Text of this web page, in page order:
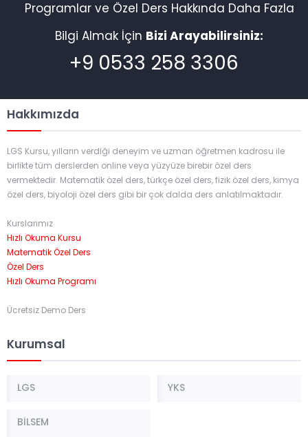
Programlar ve Özel Ders Hakkında Daha Fazla
Bilgi Almak İçin Bizi Arayabilirsiniz:
+9 0533 258 3306
Hakkımızda
LGS Kursu, yılların verdiği deneyim ve uzman öğretmen kadrosu ile
birlikte tüm derslerden online veya yüzyüze birebir özel ders
vermektedir. Matematik özel ders, türkçe özel ders, fizik özel ders, kimya
özel ders, biyoloji özel ders gibi bir çok dalda ders anlatılmaktadır.
Kurslarımız
Hızlı Okuma Kursu
Matematik Özel Ders
Özel Ders
Hızlı Okuma Programı
Ücretsiz Demo Ders
Kurumsal
LGS YKS
BİLSEM